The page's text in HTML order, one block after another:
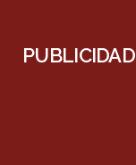
PUBLICIDAD